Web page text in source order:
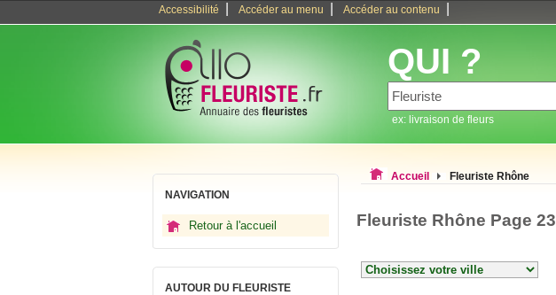
Accessibilité Accéder au menu Accéder au contenu
QUI ?
ex: livraison de fleurs
NAVIGATION
Retour à l'accueil
AUTOUR DU FLEURISTE
Accueil Fleuriste Rhône
Fleuriste Rhône Page 23